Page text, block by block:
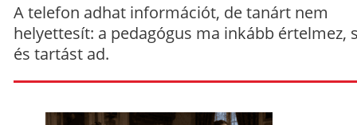
A telefon adhat információt, de tanárt nem
helyettesít: a pedagógus ma inkább értelmez,
és tartást ad.